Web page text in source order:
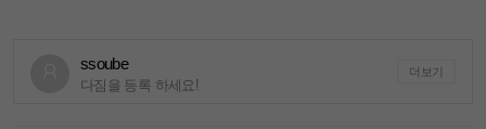
ssoube
다짐을 등록 하세요!
더보기